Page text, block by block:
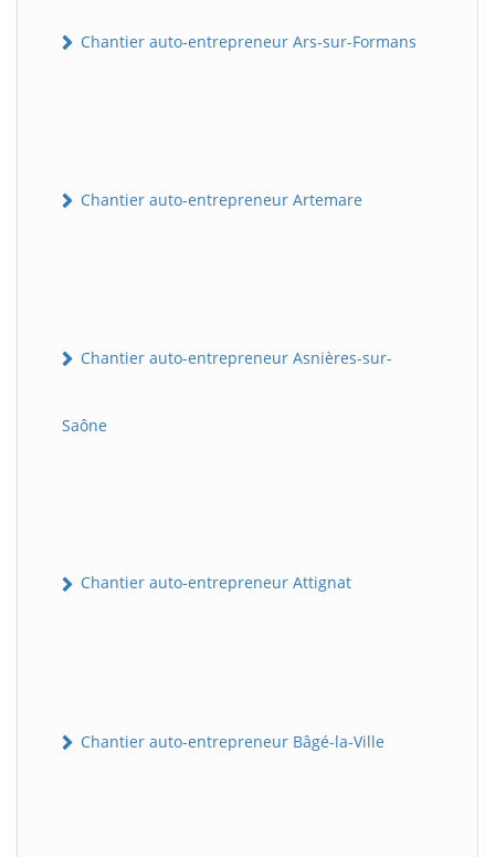
Chantier auto-entrepreneur Ars-sur-Formans
Chantier auto-entrepreneur Artemare
Chantier auto-entrepreneur Asnières-sur-
Saône
Chantier auto-entrepreneur Attignat
Chantier auto-entrepreneur Bâgé-la-Ville